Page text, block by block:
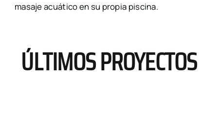
masaje acuático en su propia piscina.
ÚLTIMOS PROYECTOS